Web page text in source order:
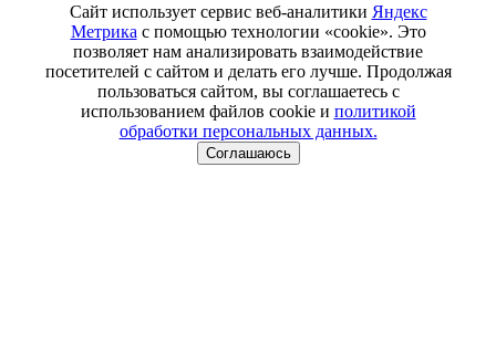
Сайт использует сервис веб-аналитики Яндекс
Метрика с помощью технологии «cookie». Это
позволяет нам анализировать взаимодействие
посетителей с сайтом и делать его лучше. Продолжая
пользоваться сайтом, вы соглашаетесь с
использованием файлов cookie и политикой
обработки персональных данных.
Соглашаюсь